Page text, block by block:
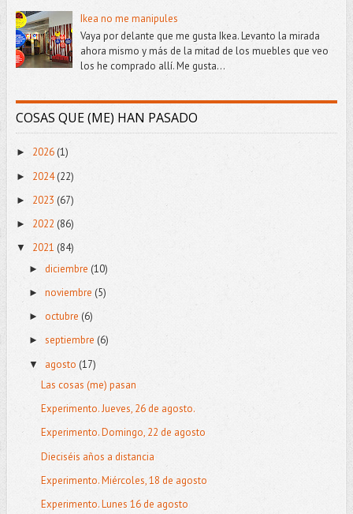
Ikea no me manipules
Vaya por delante que me gusta Ikea. Levanto la mirada
ahora mismo y más de la mitad de los muebles que veo
los he comprado allí. Me gusta...
COSAS QUE (ME) HAN PASADO
► 2026 (1)
► 2024(22)
► 2023 (67)
► 2022 (86)
▼ 2021 (84)
► diciembre (10)
► noviembre (5)
► octubre (6)
► septiembre (6)
▼ agosto (17)
Las cosas (me) pasan
Experimento. Jueves, 26 de agosto.
Experimento. Domingo, 22 de agosto
Dieciséis años a distancia
Experimento. Miércoles, 18 de agosto
Experimento. Lunes 16 de agosto